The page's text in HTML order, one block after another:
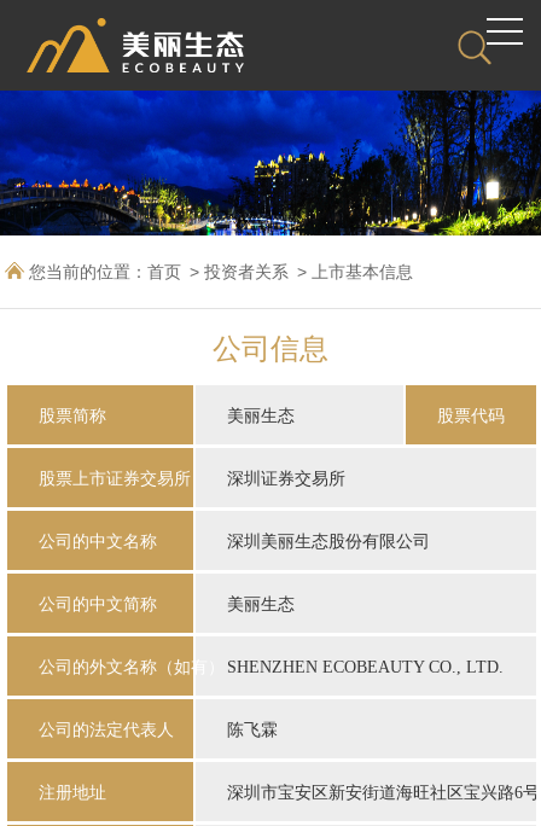
您当前的位置：首页 投资者关系 上市基本信息
公司信息
股票简称 美丽生态 股票代码
股票上市证券交易所 深圳证券交易所
公司的中文名称 深圳美丽生态股份有限公司
公司的中文简称 美丽生态
公司的外文名称（如有） SHENZHEN ECOBEAUTY CO., LTD.
公司的法定代表人 陈飞霖
注册地址 深圳市宝安区新安街道海旺社区宝兴路6